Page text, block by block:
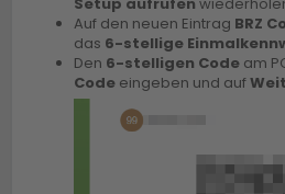
Auf den neuen Eintrag BRZ
das 6-stellige
Den 6-stelligen Code am
Code eingeben und auf